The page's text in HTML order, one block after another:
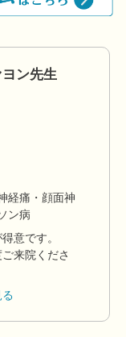
ン先生
経痛・顔面神
ン病
意です。
来院くださ